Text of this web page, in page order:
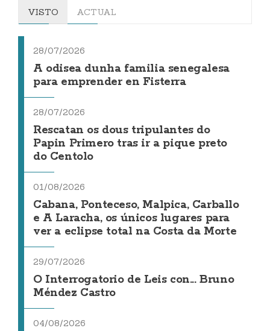
VISTO ACTUAL
28/07/2026
A odisea dunha familia senegalesa
para emprender en Fisterra
28/07/2026
Rescatan os dous tripulantes do
Papin Primero tras ir a pique preto
do Centolo
01/08/2026
Cabana, Ponteceso, Malpica, Carballo
e A Laracha, os únicos lugares para
ver a eclipse total na Costa da Morte
29/07/2026
O Interrogatorio de Leis con... Bruno
Méndez Castro
04/08/2026